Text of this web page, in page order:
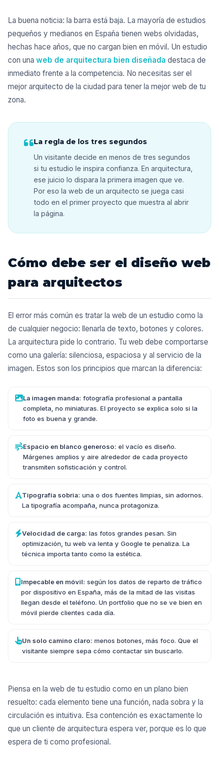
La buena noticia: la barra está baja. La mayoría de estudios
pequeños y medianos en España tienen webs olvidadas,
hechas hace años, que no cargan bien en móvil. Un estudio
con una web de arquitectura bien diseñada destaca de
inmediato frente a la competencia. No necesitas ser el
mejor arquitecto de la ciudad para tener la mejor web de tu
zona.
La regla de los tres segundos
Un visitante decide en menos de tres segundos
si tu estudio le inspira confianza. En arquitectura,
ese juicio lo dispara la primera imagen que ve.
Por eso la web de un arquitecto se juega casi
todo en el primer proyecto que muestra al abrir
la página.
Cómo debe ser el diseño web
para arquitectos
El error más común es tratar la web de un estudio como la
de cualquier negocio: llenarla de texto, botones y colores.
La arquitectura pide lo contrario. Tu web debe comportarse
como una galería: silenciosa, espaciosa y al servicio de la
imagen. Estos son los principios que marcan la diferencia:
La imagen manda: fotografía profesional a pantalla
completa, no miniaturas. El proyecto se explica solo si la
foto es buena y grande.
Espacio en blanco generoso: el vacío es diseño.
Márgenes amplios y aire alrededor de cada proyecto
transmiten sofisticación y control.
Tipografía sobria: una o dos fuentes limpias, sin adornos.
La tipografía acompaña, nunca protagoniza.
Velocidad de carga: las fotos grandes pesan. Sin
optimización, tu web va lenta y Google te penaliza. La
técnica importa tanto como la estética.
Impecable en móvil: según los datos de reparto de tráfico
por dispositivo en España , más de la mitad de las visitas
llegan desde el teléfono. Un portfolio que no se ve bien en
móvil pierde clientes cada día.
Un solo camino claro: menos botones, más foco. Que el
visitante siempre sepa cómo contactar sin buscarlo.
Piensa en la web de tu estudio como en un plano bien
resuelto: cada elemento tiene una función, nada sobra y la
circulación es intuitiva. Esa contención es exactamente lo
que un cliente de arquitectura espera ver, porque es lo que
espera de ti como profesional.